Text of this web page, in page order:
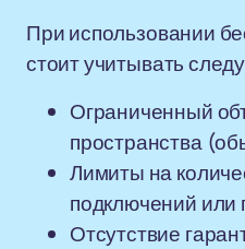
При использовании
стоит учитывать
Ограниченный
пространства
Лимиты на
подключений или
Отсутствие